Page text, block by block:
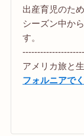
出産育児のた
シーズン中か
す。
アメリカ旅と
フォルニアで